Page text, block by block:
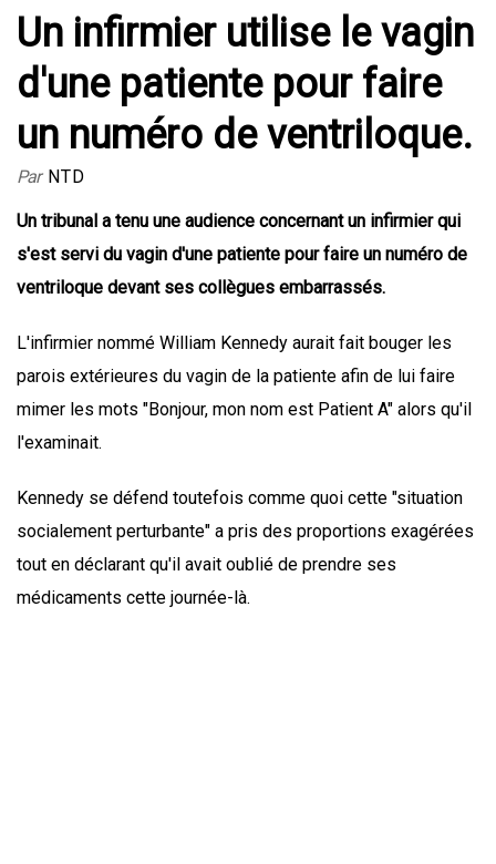
Un infirmier utilise le vagin
d'une patiente pour faire
un numéro de ventriloque.
Par NTD
Un tribunal a tenu une audience concernant un infirmier qui
s'est servi du vagin d'une patiente pour faire un numéro de
ventriloque devant ses collègues embarrassés.
L'infirmier nommé William Kennedy aurait fait bouger les
parois extérieures du vagin de la patiente afin de lui faire
mimer les mots "Bonjour, mon nom est Patient A" alors qu'il
l'examinait.
Kennedy se défend toutefois comme quoi cette "situation
socialement perturbante" a pris des proportions exagérées
tout en déclarant qu'il avait oublié de prendre ses
médicaments cette journée-là.